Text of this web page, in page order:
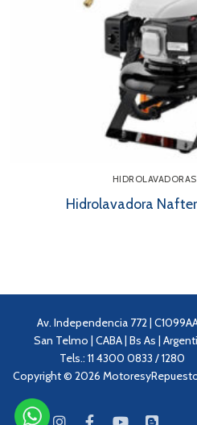
Hidrolavadora
Av. Independencia 772 |
San Telmo | CABA | Bs As |
Tels.: 11 4300 0833 / 1280
Copyright © 2026